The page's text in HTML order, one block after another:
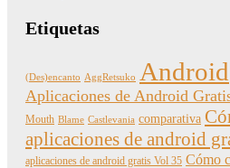
Etiquetas
(Des)encanto AggRetsuko Android
Aplicaciones de Android
Mouth Blame Castlevania comparativa
aplicaciones de android
aplicaciones de android gratis Vol 35 Cómo